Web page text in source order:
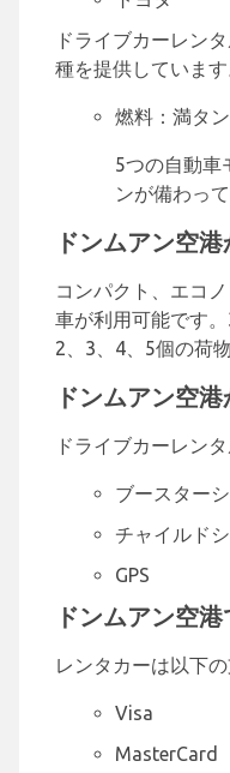
ドライブカーレン
種を提供していま
燃料：満タ
5つの自動車
ンが備わって
ドンムアン空
コンパクト、エコ
車が利用可能です
2、3、4、5個の荷
ドンムアン空
ドライブカーレン
ブースター
チャイルド
GPS
ドンムアン空
レンタカーは以下
Visa
MasterCard